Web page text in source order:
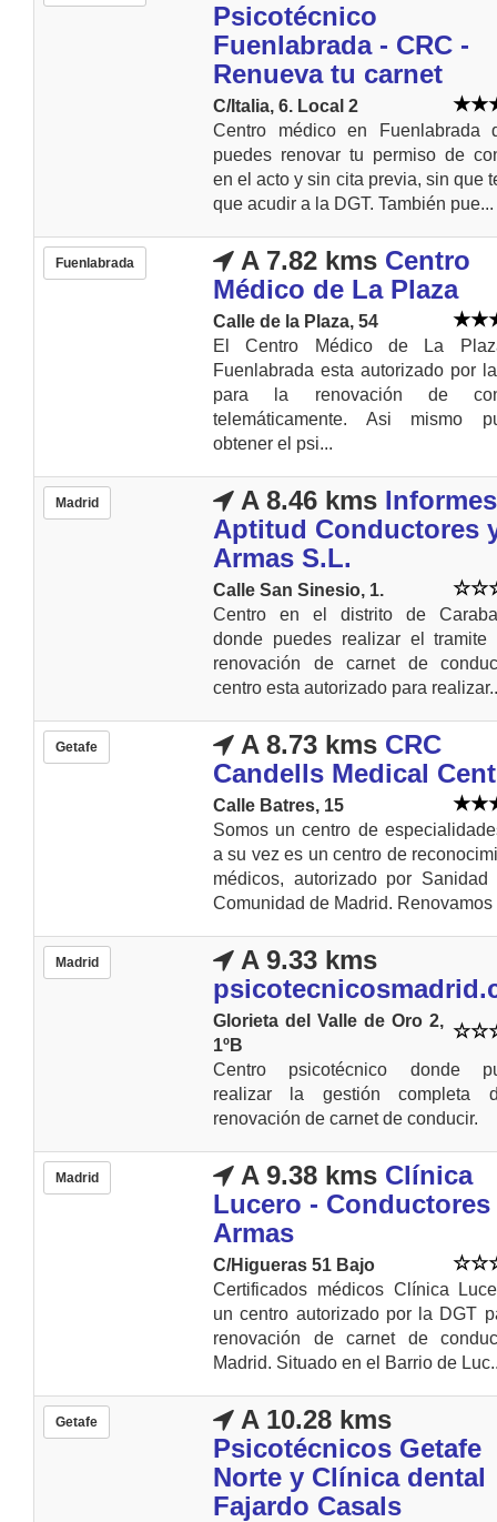
Psicotécnico
Fuenlabrada - CRC -
Renueva tu carnet
C/Italia, 6. Local 2
Centro médico en Fuenlabrada
puedes renovar tu permiso de
en el acto y sin cita previa, sin que
que acudir a la DGT. También pue...
Fuenlabrada A 7.82 kms Centro
Médico de La Plaza
Calle de la Plaza, 54
El Centro Médico de La
Fuenlabrada esta autorizado por
para la renovación de
telemáticamente. Asi mismo
obtener el psi...
Madrid A 8.46 kms Informes
Aptitud Conductores
Armas S.L.
Calle San Sinesio, 1.
Centro en el distrito de
donde puedes realizar el
renovación de carnet de
centro esta autorizado para
Getafe A 8.73 kms CRC
Candells Medical
Calle Batres, 15
Somos un centro de
a su vez es un centro de
médicos, autorizado por
Comunidad de Madrid. Renovamos
Madrid
A 9.33 kms
Glorieta del Valle de Oro 2,
1ºB
Centro psicotécnico donde
realizar la gestión completa
renovación de carnet de conducir.
Madrid A 9.38 kms Clínica
Lucero - Conductores
Armas
C/Higueras 51 Bajo
Certificados médicos Clínica
un centro autorizado por la DGT
renovación de carnet de
Madrid. Situado en el Barrio de
Getafe
A 10.28 kms
Psicotécnicos Getafe
Norte y Clínica dental
Fajardo Casals